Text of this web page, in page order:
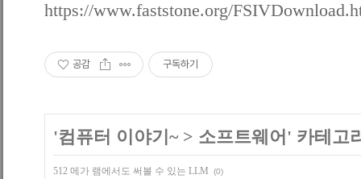
https://www.faststone.org/
공감 구독하기
'컴퓨터 이야기~> 소프트웨어 ' 카테고
512 메가 램에서도 써볼 수 있는 LLM (0)